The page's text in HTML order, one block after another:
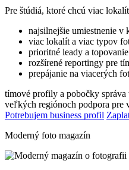
Pre štúdiá, ktoré chcú viac
najsilnejšie umiestnenie v
viac lokalít a viac typov
prioritné leady a
rozšírené reportingy pre
prepájanie na viacerých
tímové profily a pobočky
veľkých regiónoch podpora pre
Potrebujem business profil
Moderný foto magazín